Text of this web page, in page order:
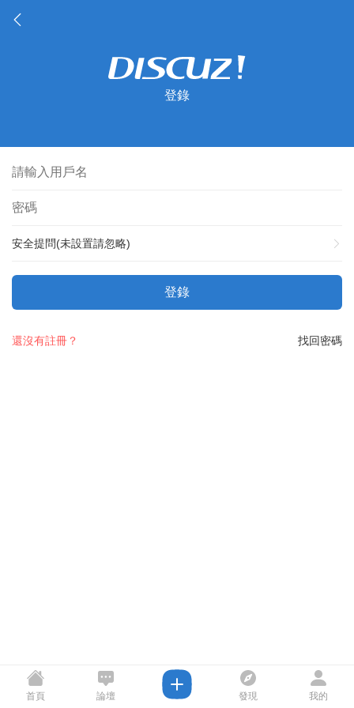
登錄
安全提問(未設置請忽略)
登錄
找回密碼
還沒有註冊？
首頁 論壇 發現 我的